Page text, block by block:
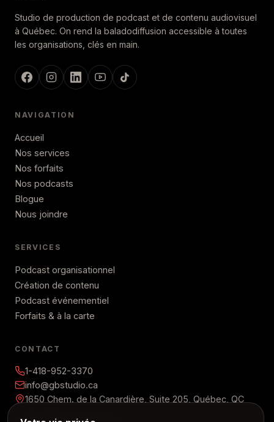
Studio de production de podcast et de contenu audiovisuel
à Québec. On rend la baladodiffusion accessible à toutes
les organisations, clés en main.
NAVIGATION
Accueil
Nos services
Nos forfaits
Nos podcasts
Blogue
Nous joindre
SERVICES
Podcast organisationnel
Création de contenu
Podcast événementiel
Forfaits & à la carte
CONTACT
1-418-952-3370
info@gbstudio.ca
1650 Chem. de la Canardière, Suite 205, Québec, QC